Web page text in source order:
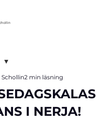
I NERJA!
2 min läsning